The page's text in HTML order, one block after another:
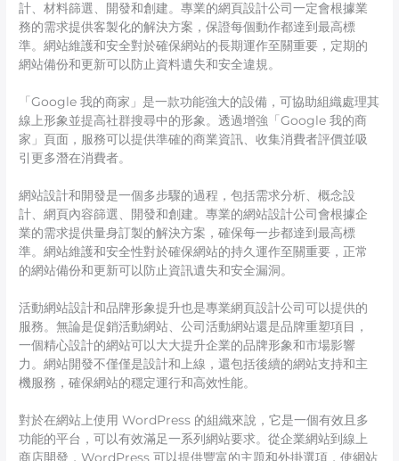
計、材料篩選、開發和創建。專業的網頁設計公司一定會根據業
務的需求提供客製化的解決方案，保證每個動作都達到最高標
準。網站維護和安全對於確保網站的長期運作至關重要，定期的
網站備份和更新可以防止資料遺失和安全違規。
「Google 我的商家」是一款功能強大的設備，可協助組織處理其
線上形象並提高社群搜尋中的形象。透過增強「Google 我的商
家」頁面，服務可以提供準確的商業資訊、收集消費者評價並吸
引更多潛在消費者。
網站設計和開發是一個多步驟的過程，包括需求分析、概念設
計、網頁內容篩選、開發和創建。專業的網站設計公司會根據企
業的需求提供量身訂製的解決方案，確保每一步都達到最高標
準。網站維護和安全性對於確保網站的持久運作至關重要，正常
的網站備份和更新可以防止資訊遺失和安全漏洞。
活動網站設計和品牌形象提升也是專業網頁設計公司可以提供的
服務。無論是促銷活動網站、公司活動網站還是品牌重塑項目，
一個精心設計的網站可以大大提升企業的品牌形象和市場影響
力。網站開發不僅僅是設計和上線，還包括後續的網站支持和主
機服務，確保網站的穩定運行和高效性能。
對於在網站上使用 WordPress 的組織來說，它是一個有效且多
功能的平台，可以有效滿足一系列網站要求。從企業網站到線上
商店開發，WordPress 可以提供豐富的主題和外掛選項，使網站